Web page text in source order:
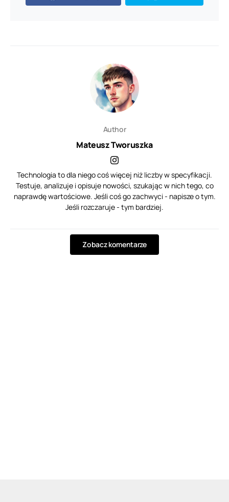
Author
Mateusz Tworuszka
Technologia to dla niego coś więcej niż liczby w specyfikacji.
Testuje, analizuje i opisuje nowości, szukając w nich tego, co
naprawdę wartościowe. Jeśli coś go zachwyci - napisze o tym.
Jeśli rozczaruje - tym bardziej.
Zobacz komentarze